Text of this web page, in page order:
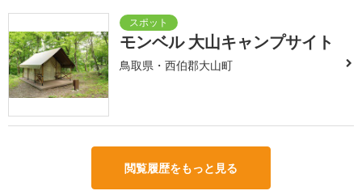
モンベル 大山キャンプサイト
鳥取県・西伯郡大山町
閲覧履歴をもっと見る